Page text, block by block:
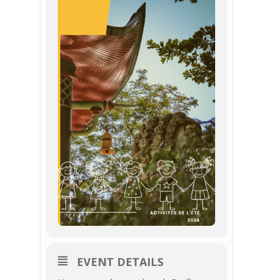
EVENT DETAILS